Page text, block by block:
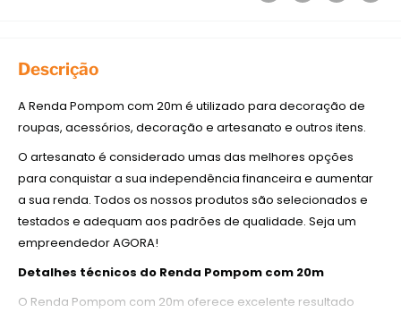
Descrição
A Renda Pompom com 20m é utilizado para decoração de
roupas, acessórios, decoração e artesanato e outros itens.
O artesanato é considerado umas das melhores opções
para conquistar a sua independência financeira e aumentar
a sua renda. Todos os nossos produtos são selecionados e
testados e adequam aos padrões de qualidade. Seja um
empreendedor AGORA!
Detalhes técnicos do Renda Pompom com 20m
O Renda Pompom com 20m oferece excelente resultado